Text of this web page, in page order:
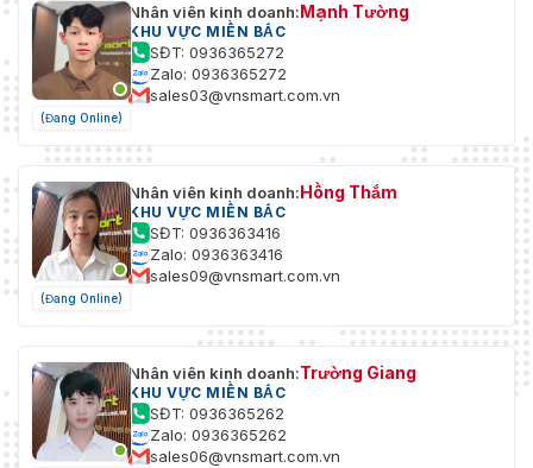
(Đang Online)
Nhân viên kinh doanh:Mạnh Tường
KHU VỰC MIỀN BẮC
SĐT: 0936365272
Zalo: 0936365272
sales03@vnsmart.com.vn
(Đang Online)
Nhân viên kinh doanh:Hồng Thắm
KHU VỰC MIỀN BẮC
SĐT: 0936363416
Zalo: 0936363416
sales09@vnsmart.com.vn
Nhân viên kinh doanh:Trường Giang
KHU VỰC MIỀN BẮC
SĐT: 0936365262
Zalo: 0936365262
sales06@vnsmart.com.vn